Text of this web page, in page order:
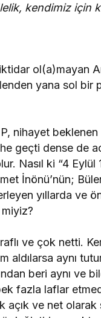
kendimiz için
ol(a)mayan
yana sol bir
nihayet
geçti dense de
Nasıl ki “4 Eylül
İnönü’nün;
yıllarda ve
ve çok netti.
aldılarsa aynı
beri aynı ve
fazla laflar
ve net